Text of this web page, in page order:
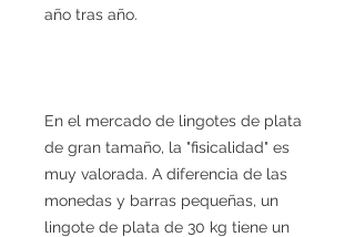
año tras año.
En el mercado de lingotes de plata
de gran tamaño, la "fisicalidad" es
muy valorada. A diferencia de las
monedas y barras pequeñas, un
lingote de plata de 30 kg tiene un